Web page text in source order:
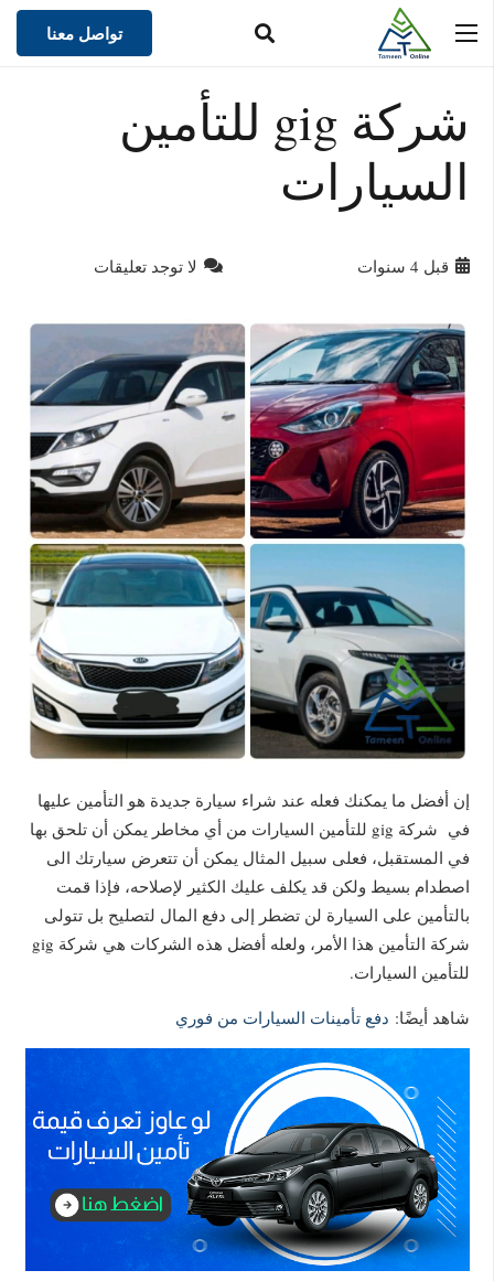
تواصل معنا
شركة gig للتأمين
السيارات
قبل 4 سنوات لا توجد تعليقات
إن أفضل ما يمكنك فعله عند شراء سيارة جديدة هو التأمين عليها
في شركة gig للتأمين السيارات من أي مخاطر يمكن أن تلحق بها
في المستقبل، فعلى سبيل المثال يمكن أن تتعرض سيارتك الى
اصطدام بسيط ولكن قد يكلف عليك الكثير لإصلاحه، فإذا قمت
بالتأمين على السيارة لن تضطر إلى دفع المال لتصليح بل تتولى
شركة التأمين هذا الأمر، ولعله أفضل هذه الشركات هي شركة gig
للتأمين السيارات.
شاهد أيضًا: دفع تأمينات السيارات من فوري